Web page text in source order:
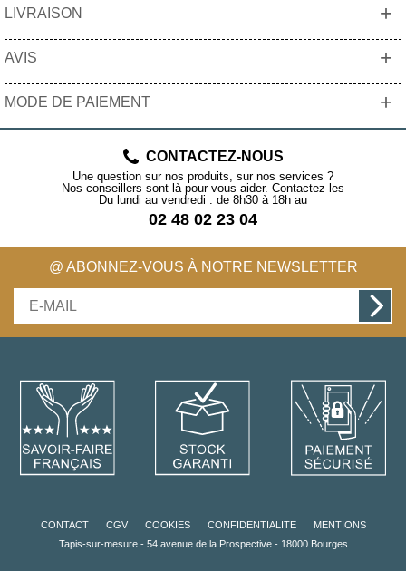
LIVRAISON +
AVIS +
MODE DE PAIEMENT +
CONTACTEZ-NOUS
Une question sur nos produits, sur nos services ?
Nos conseillers sont là pour vous aider. Contactez-les
Du lundi au vendredi : de 8h30 à 18h au
02 48 02 23 04
@ ABONNEZ-VOUS À NOTRE NEWSLETTER
CONTACT CGV COOKIES CONFIDENTIALITE
MENTIONS
Tapis-sur-mesure - 54 avenue de la Prospective - 18000 Bourges